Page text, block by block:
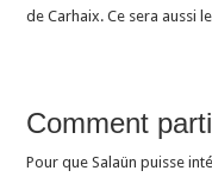
de Carhaix. Ce sera aussi
Comment
Pour que Salaün puisse